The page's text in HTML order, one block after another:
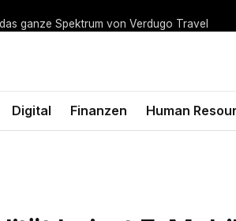
ganze Spektrum von Verdugo Travel
Digital Finanzen Human